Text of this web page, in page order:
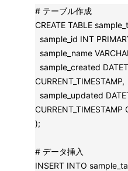
# テーブル作成
CREATE TABLE
sample_id INT
sample_name
sample_created
CURRENT_TIMESTAMP,
sample_updated
CURRENT_TIMESTAMP
);
# データ挿入
INSERT INTO